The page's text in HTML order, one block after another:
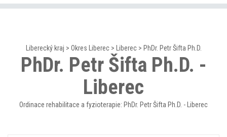
Liberecký kraj > Okres Liberec> Liberec> PhDr. Petr Šifta Ph.D.
PhDr. Petr Šifta Ph.D. -
Liberec
Ordinace rehabilitace a fyzioterapie: PhDr. Petr Šifta Ph.D. - Liberec